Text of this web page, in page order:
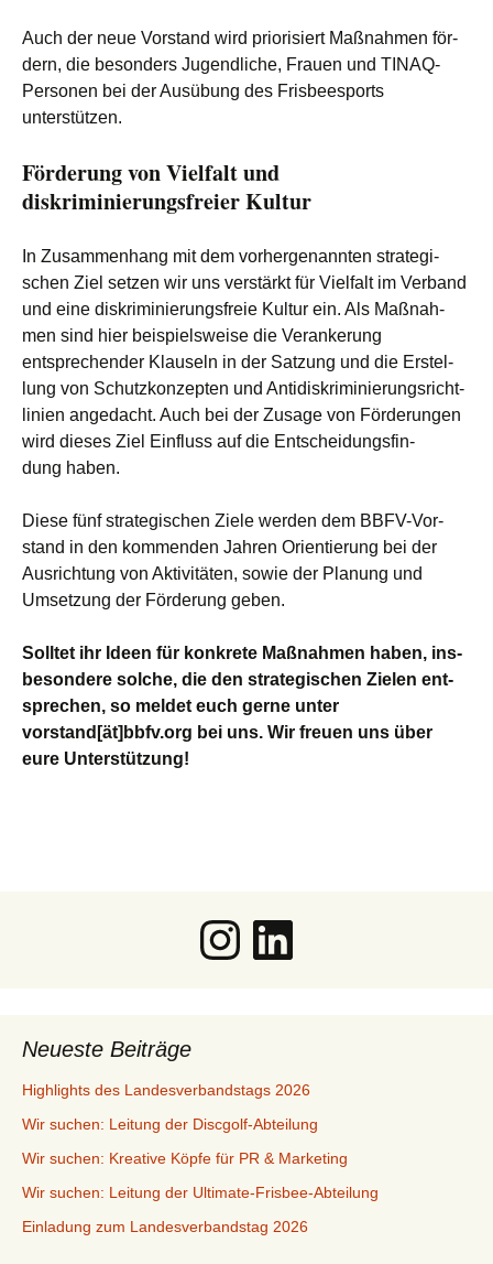
Auch der neue Vor­stand wird prio­ri­siert Maß­nah­men för­
dern, die beson­ders Jugend­li­che, Frau­en und TIN­AQ-
Per­so­nen bei der Aus­übung des Fris­bee­s­ports
unterstützen.
Förderung von Vielfalt und
diskriminierungsfreier Kultur
In Zusam­men­hang mit dem vor­her­ge­nann­ten stra­te­gi­
schen Ziel set­zen wir uns ver­stärkt für Viel­falt im Ver­band
und eine dis­kri­mi­nie­rungs­freie Kul­tur ein. Als Maß­nah­
men sind hier bei­spiels­wei­se die Ver­an­ke­rung
ent­spre­chen­der Klau­seln in der Sat­zung und die Erstel­
lung von Schutz­kon­zep­ten und Anti­dis­kri­mi­nie­rungs­richt­
li­ni­en ange­dacht. Auch bei der Zusa­ge von För­de­run­gen
wird die­ses Ziel Ein­fluss auf die Ent­schei­dungs­fin­
dung haben.
Die­se fünf stra­te­gi­schen Zie­le wer­den dem BBFV-Vor­
stand in den kom­men­den Jah­ren Ori­en­tie­rung bei der
Aus­rich­tung von Akti­vi­tä­ten, sowie der Pla­nung und
Umset­zung der För­de­rung geben.
Soll­tet ihr Ideen für kon­kre­te Maß­nah­men haben, ins­
be­son­de­re sol­che, die den stra­te­gi­schen Zie­len ent­
spre­chen, so mel­det euch ger­ne unter
vorstand[ät]bbfv.org bei uns. Wir freu­en uns über
eure Unterstützung!
Instagram
LinkedIn
Neueste Beiträge
Highlights des Landesverbandstags 2026
Wir suchen: Leitung der Discgolf-Abteilung
Wir suchen: Kreative Köpfe für PR & Marketing
Wir suchen: Leitung der Ultimate-Frisbee-Abteilung
Einladung zum Landesverbandstag 2026